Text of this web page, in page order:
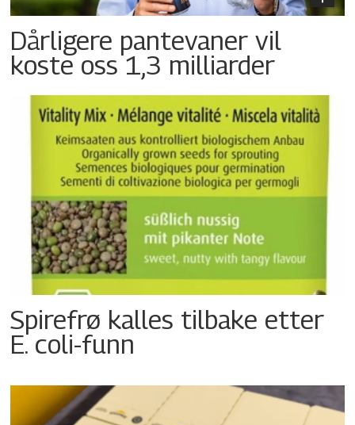
Dårligere pantevaner vil
koste oss 1,3 milliarder
Spirefrø kalles tilbake etter
E. coli-funn